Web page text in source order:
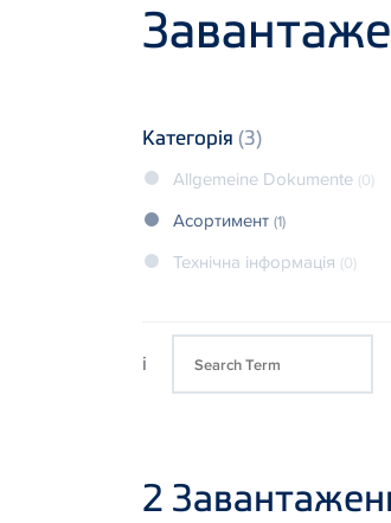
Категорія (3)
Allgemeine Dokumente (0)
Асортимент (1)
Технічна інформація (0)
i
2